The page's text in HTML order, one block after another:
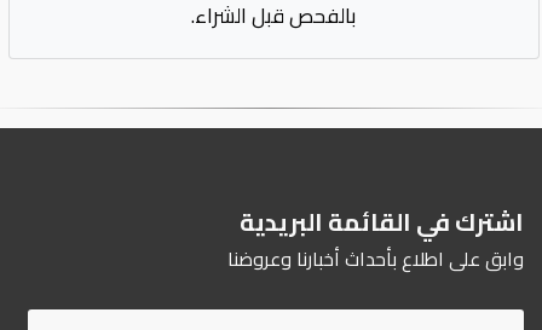
بالفحص قبل الشراء.
اشترك في القائمة البريدية
وابق على اطلاع بأحداث أخبارنا وعروضنا